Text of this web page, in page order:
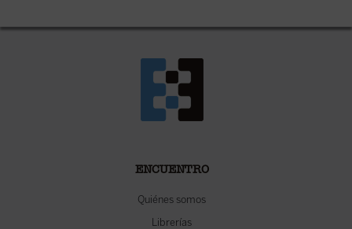
ENCUENTRO
Quiénes somos
Librerías